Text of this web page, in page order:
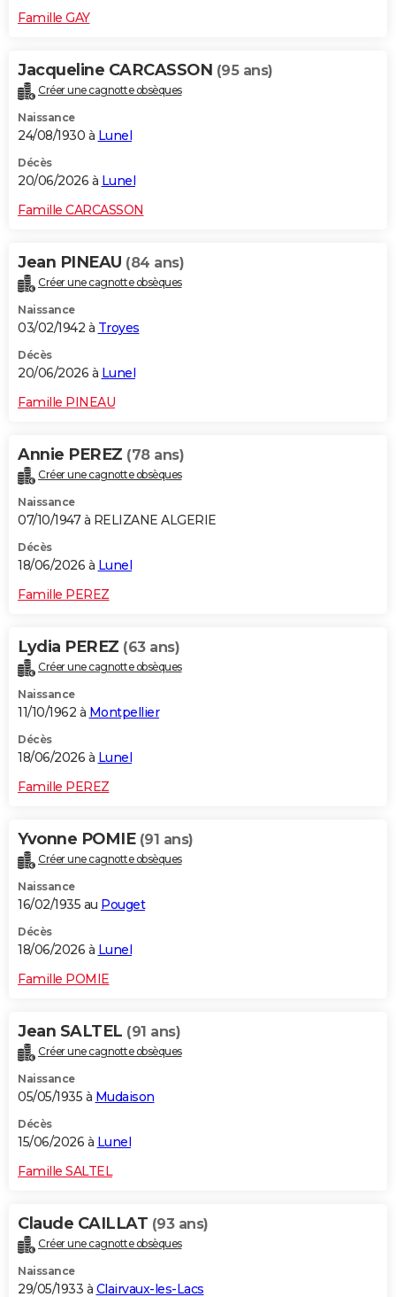
Famille GAY
Jacqueline CARCASSON (95 ans)
Créer une cagnotte obsèques
Naissance
24/08/1930 à Lunel
Décès
20/06/2026 à Lunel
Famille CARCASSON
Jean PINEAU (84 ans)
Créer une cagnotte obsèques
Naissance
03/02/1942 à Troyes
Décès
20/06/2026 à Lunel
Famille PINEAU
Annie PEREZ (78 ans)
Créer une cagnotte obsèques
Naissance
07/10/1947 à RELIZANE ALGERIE
Décès
18/06/2026 à Lunel
Famille PEREZ
Lydia PEREZ (63 ans)
Créer une cagnotte obsèques
Naissance
11/10/1962 à Montpellier
Décès
18/06/2026 à Lunel
Famille PEREZ
Yvonne POMIE (91 ans)
Créer une cagnotte obsèques
Naissance
16/02/1935 au Pouget
Décès
18/06/2026 à Lunel
Famille POMIE
Jean SALTEL (91 ans)
Créer une cagnotte obsèques
Naissance
05/05/1935 à Mudaison
Décès
15/06/2026 à Lunel
Famille SALTEL
Claude CAILLAT (93 ans)
Créer une cagnotte obsèques
Naissance
29/05/1933 à Clairvaux-les-Lacs